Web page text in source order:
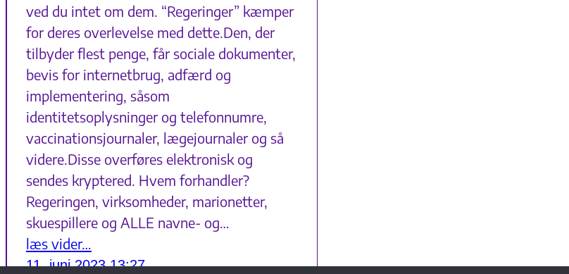
ved du intet om dem. “Regeringer” kæmper
for deres overlevelse med dette.Den, der
tilbyder flest penge, får sociale dokumenter,
bevis for internetbrug, adfærd og
implementering, såsom
identitetsoplysninger og telefonnumre,
vaccinationsjournaler, lægejournaler og så
videre.Disse overføres elektronisk og
sendes kryptered. Hvem forhandler?
Regeringen, virksomheder, marionetter,
skuespillere og ALLE navne- og…
læs vider…
11. juni 2023 13:27